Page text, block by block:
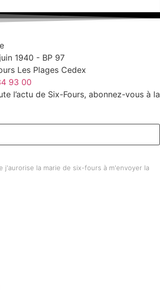
1940 - BP 97
Les Plages Cedex
93 00
l’actu de Six-Fours, abonnez-vous à la
j'aurorise la marie de six-fours à m'envoyer la